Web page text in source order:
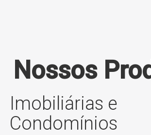
Nossos
Imobiliárias e
Condomínios